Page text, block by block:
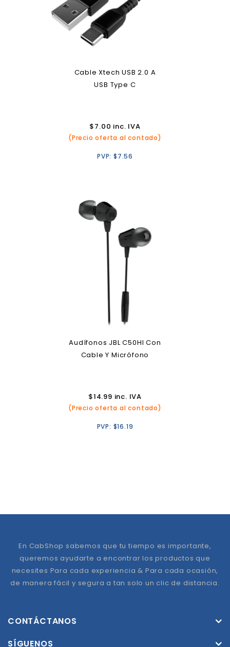
Cable Xtech USB 2.0 A
USB Type C
$7.00 inc. IVA
(Precio oferta al contado)
PVP: $7.56
Audífonos JBL C50HI Con
Cable Y Micrófono
$14.99 inc. IVA
(Precio oferta al contado)
PVP: $16.19
En CabShop sabemos que tu tiempo es importante,
queremos ayudarte a encontrar los productos que
necesites Para cada experiencia & Para cada ocasión,
de manera fácil y segura a tan solo un clic de distancia.
CONTÁCTANOS
SÍGUENOS